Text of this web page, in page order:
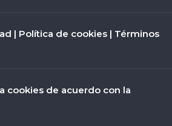
| Política de cookies | Términos
cookies de acuerdo con la